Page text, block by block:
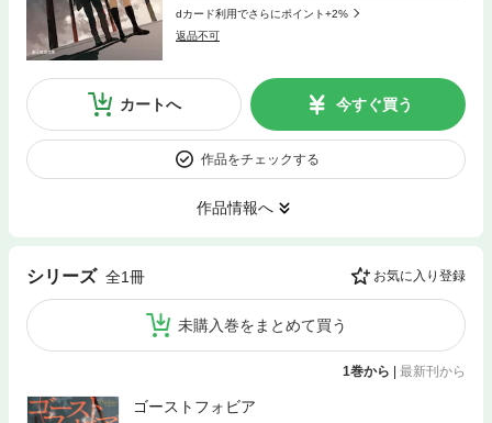
dカード利用でさらにポイント+2%
返品不可
カートへ 今すぐ買う
作品をチェックする
作品情報へ
シリーズ 全1冊 お気に入り登録
未購入巻をまとめて買う
1巻から | 最新刊から
ゴーストフォビア